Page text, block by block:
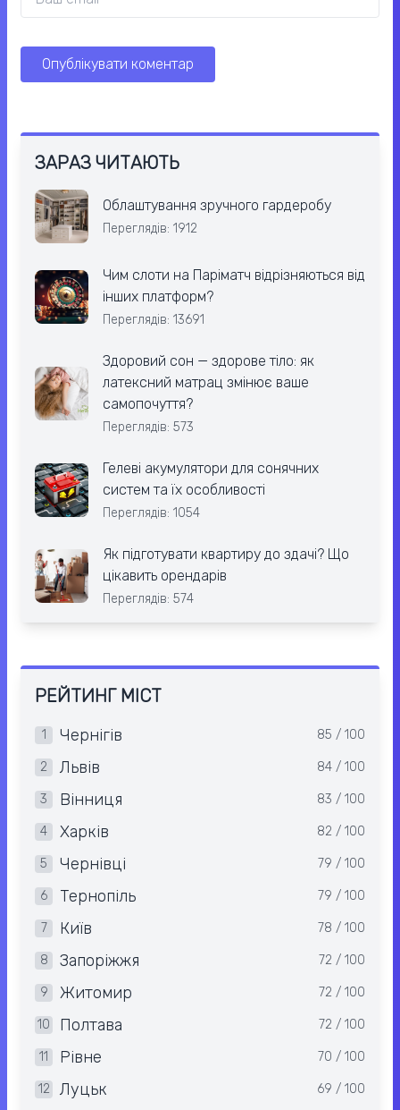
ЗАРАЗ ЧИТАЮТЬ
Облаштування зручного гардеробу
Переглядів: 1912
Чим слоти на Паріматч відрізняються від
інших платформ?
Переглядів: 13691
Здоровий сон — здорове тіло: як
латексний матрац змінює ваше
самопочуття?
Переглядів: 573
Гелеві акумулятори для сонячних
систем та їх особливості
Переглядів: 1054
Як підготувати квартиру до здачі? Що
цікавить орендарів
Переглядів: 574
РЕЙТИНГ МІСТ
1 Чернігів 85 / 100
2 Львів 84 / 100
3 Вінниця 83 / 100
4 Харків 82 / 100
5 Чернівці 79 / 100
6 Тернопіль 79 / 100
7 Київ 78 / 100
8 Запоріжжя 72 / 100
9 Житомир 72 / 100
10 Полтава 72 / 100
11 Рівне 70 / 100
12 Луцьк 69 / 100